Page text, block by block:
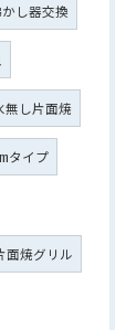
し器交換
無し片面焼
タイプ
面焼グリル